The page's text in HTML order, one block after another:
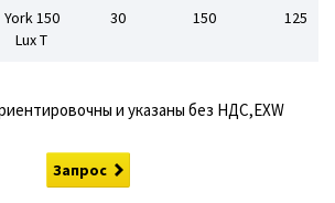
York 150
Lux T
30 150 125
и указаны без НДС,EXW
Запрос